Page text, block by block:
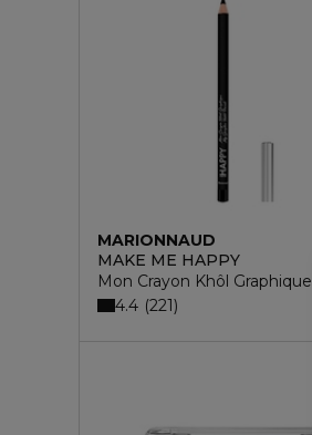
MARIONNAUD
MAKE ME HAPPY
Mon Crayon Khôl Graphique
4.4 221